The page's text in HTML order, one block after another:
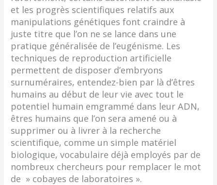
et les progrès scientifiques relatifs aux
manipulations génétiques font craindre à
juste titre que l’on ne se lance dans une
pratique généralisée de l’eugénisme. Les
techniques de reproduction artificielle
permettent de disposer d’embryons
surnuméraires, entendez-bien par là d’êtres
humains au début de leur vie avec tout le
potentiel humain emgrammé dans leur ADN,
êtres humains que l’on sera amené ou à
supprimer ou à livrer à la recherche
scientifique, comme un simple matériel
biologique, vocabulaire déjà employés par de
nombreux chercheurs pour remplacer le mot
de » cobayes de laboratoires ».